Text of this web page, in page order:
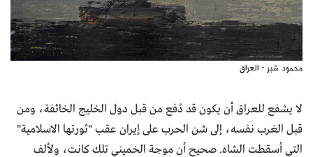
محمود شبر - العراق
لا يشفع للعراق أن يكون قد دُفع من قبل دول الخليج الخائفة، ومن
قبل الغرب نفسه، إلى شن الحرب على إيران عقب "ثورتها الاسلامية"
التي أسقطت الشاه. صحيح أن موجة الخميني تلك كانت، ولألف